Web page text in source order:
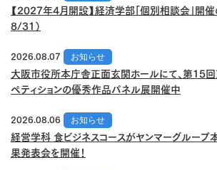
【2027年4月開設】経済学部「個別相談会」開
8/31）
2026.08.07
お知らせ
大阪市役所本庁舎正面玄関ホールにて、第15回
ペティションの優秀作品パネル展開催中
2026.08.06
お知らせ
経営学科 食ビジネスコースがヤンマーグループ
果発表会を開催！